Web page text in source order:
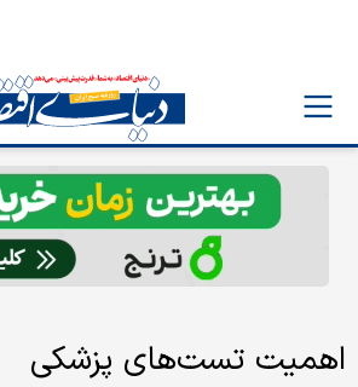
اهمیت تست‌های پزشکی